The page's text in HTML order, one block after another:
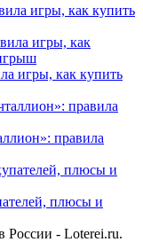
игры, как купить
игры, как купить
правила
плюсы и
России - Loterei.ru.